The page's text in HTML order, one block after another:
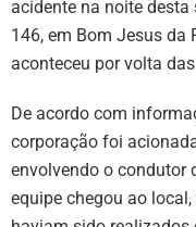
acidente na noite
146, em Bom Jesus da
aconteceu por volta
De acordo com
corporação foi
envolvendo o condutor
equipe chegou ao